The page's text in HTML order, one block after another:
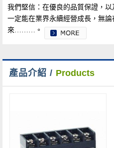
我們堅信：在優良的品質保證，
一定能在業界永續經營成長，無
來………。
產品介紹 / Products